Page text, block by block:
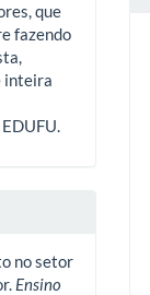
que
fazendo
inteira
no setor
Ensino